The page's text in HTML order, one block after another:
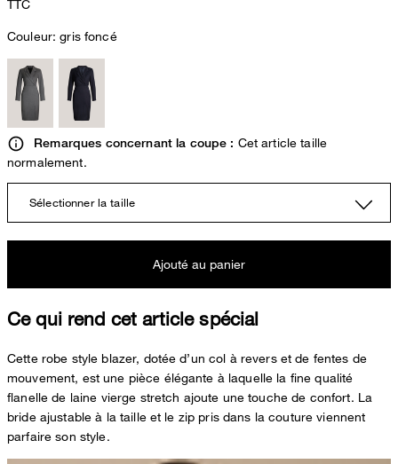
TTC
Couleur:gris foncé
Remarques concernant la coupe : Cet article taille
normalement.
Sélectionner la taille
Ajouté au panier
Ce qui rend cet article spécial
Cette robe style blazer, dotée d’un col à revers et de fentes de
mouvement, est une pièce élégante à laquelle la fine qualité
flanelle de laine vierge stretch ajoute une touche de confort. La
bride ajustable à la taille et le zip pris dans la couture viennent
parfaire son style.